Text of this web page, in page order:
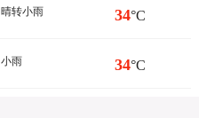
晴转小雨 34°C
小雨 34°C